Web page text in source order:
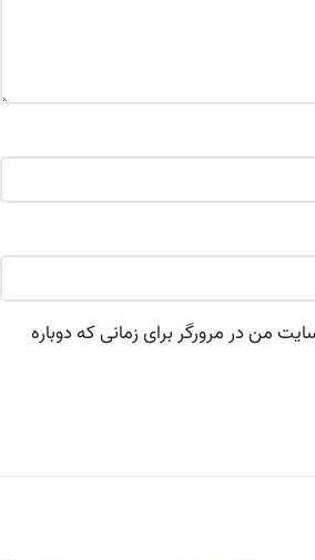
من در مرورگر برای زمانی که دوباره